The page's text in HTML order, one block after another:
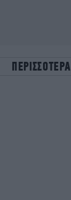
ΠΕΡΙΣΣΟΤΕΡΑ